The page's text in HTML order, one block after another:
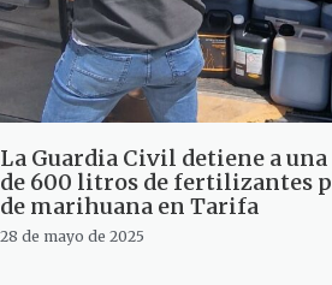
La Guardia Civil detiene a
de 600 litros de fertilizantes
de marihuana en Tarifa
28 de mayo de 2025